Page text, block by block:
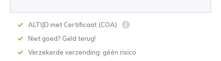
ALTIJD met Certificaat (COA)
Niet goed? Geld terug!
Verzekerde verzending: géén risico